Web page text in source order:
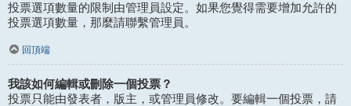
投票選項數量的限制由管理員設定。如果您覺得需要增加允許的
投票選項數量，那麼請聯繫管理員。
回頂端
我該如何編輯或刪除一個投票？
投票只能由發表者，版主，或管理員修改。要編輯一個投票，請